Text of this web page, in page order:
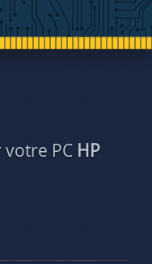
PC HP